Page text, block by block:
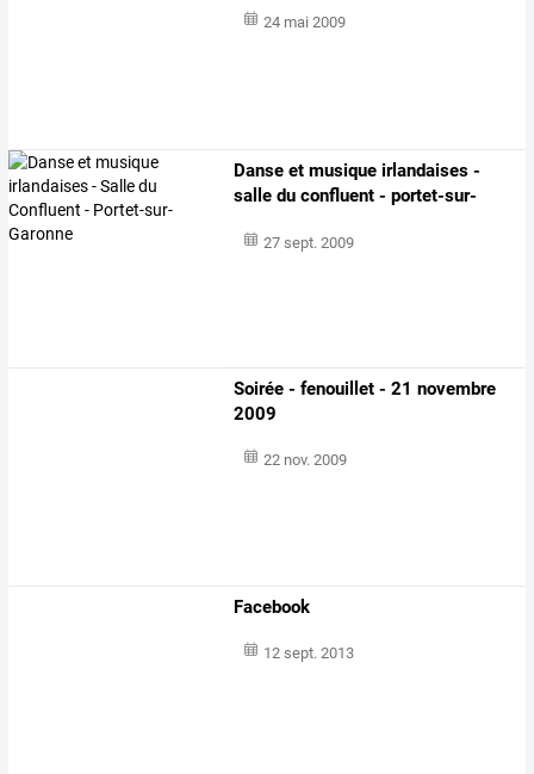
24 mai 2009
Danse et musique irlandaises -
salle du confluent - portet-sur-
27 sept. 2009
Soirée - fenouillet - 21 novembre
2009
22 nov. 2009
Facebook
12 sept. 2013